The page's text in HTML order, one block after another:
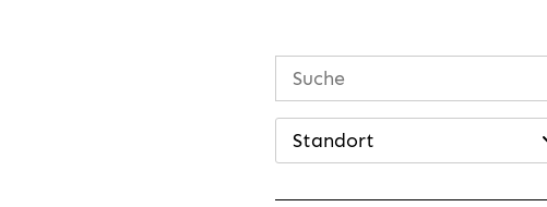
Standort